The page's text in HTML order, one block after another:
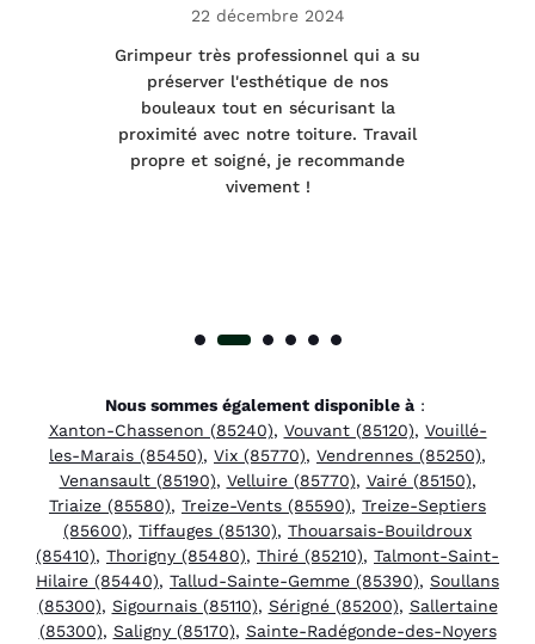
22 décembre 2024
Grimpeur très professionnel qui a su
préserver l'esthétique de nos
bouleaux tout en sécurisant la
proximité avec notre toiture. Travail
propre et soigné, je recommande
vivement !
Nous sommes également disponible à:
Xanton-Chassenon (85240), Vouvant (85120), Vouillé-
les-Marais (85450), Vix (85770), Vendrennes (85250),
Venansault (85190), Velluire (85770), Vairé (85150),
Triaize (85580), Treize-Vents (85590), Treize-Septiers
(85600), Tiffauges (85130), Thouarsais-Bouildroux
(85410), Thorigny (85480), Thiré (85210), Talmont-Saint-
Hilaire (85440), Tallud-Sainte-Gemme (85390), Soullans
(85300), Sigournais (85110), Sérigné (85200), Sallertaine
(85300), Saligny (85170), Sainte-Radégonde-des-Noyers